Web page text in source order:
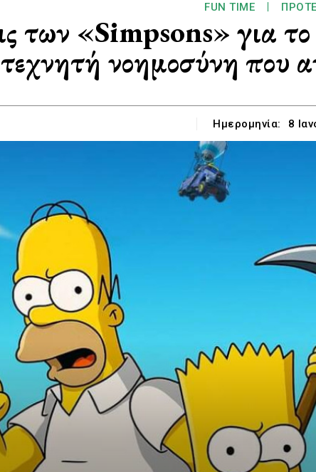
FUN TIME
των «Simpsons» για
νοημοσύνη που
Ημερομηνία: 8